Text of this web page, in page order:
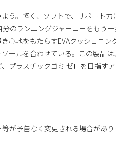
う。軽く、ソフトで、サポート力
のランニングジャーニーをもう一
心地をもたらすEVAクッショニン
ールを合わせている。この製品
プラスチックゴミ ゼロを目指す
が予告なく変更される場合があ